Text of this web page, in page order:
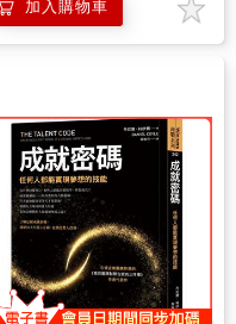
加入購物車